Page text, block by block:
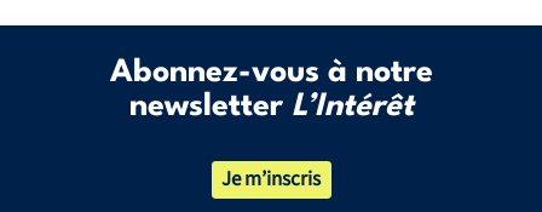
Abonnez-vous à notre
newsletter L’Intérêt
Je m’inscris